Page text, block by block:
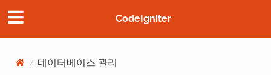
CodeIgniter
데이터베이스 관리